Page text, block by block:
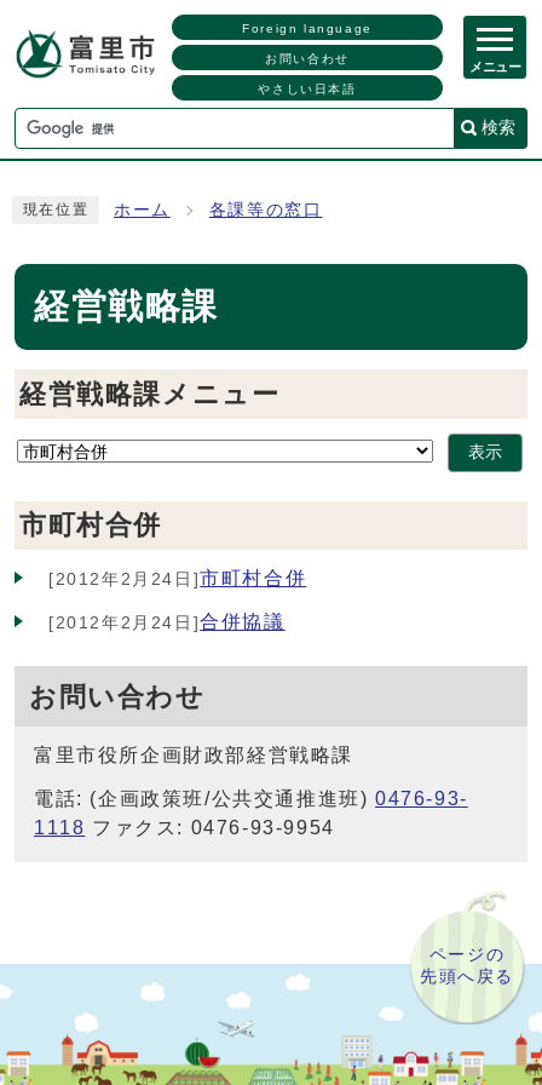
Foreign language
お問い合わせ
やさしい日本語
検索
メニュー
現在位置 ホーム 各課等の窓口
経営戦略課
経営戦略課メニュー
表示
市町村合併
[2012年2月24日]市町村合併
[2012年2月24日]合併協議
お問い合わせ
富里市役所企画財政部経営戦略課
電話: (企画政策班/公共交通推進班) 0476-93-
1118 ファクス: 0476-93-9954
ページの
先頭へ戻る